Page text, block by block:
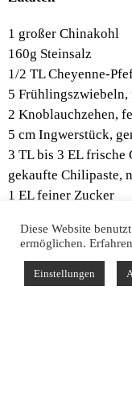
1 großer Chinakohl
160g Steinsalz
1/2 TL Cheyenne-
5
2 Knoblauchzehen,
5 cm Ingwerstück,
3 TL bis 3 EL frische
gekaufte Chilipaste,
1 EL feiner Zucker
Zubereitung
Diese Website
ermöglichen.
Einstellungen